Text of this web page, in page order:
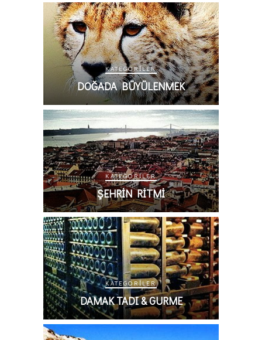
KATEGORILER
DOĞADA BÜYÜLENMEK
KATEGORILER
ŞEHRIN RITMI
KATEGORILER
DAMAK TADI & GURME